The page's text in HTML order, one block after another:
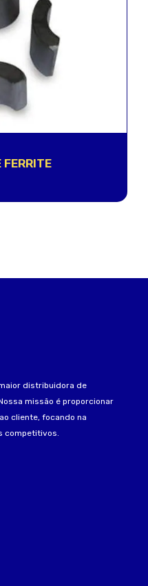
FERRITE
distribuidora de
missão é proporcionar
cliente, focando na
competitivos.